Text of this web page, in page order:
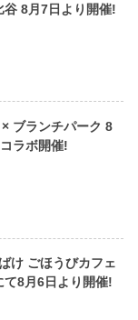
谷 8月7日より開催!
× ブランチパーク 8
ラボ開催!
け ごほうびカフェ
て8月6日より開催!